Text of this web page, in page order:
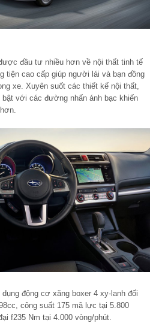
đầu tư nhiều hơn về nội thất tinh tế
tiện cao cấp giúp người lái và bạn đồng
xe. Xuyên suốt các thiết kế nội thất,
với các đường nhấn ánh bạc khiến
động cơ xăng boxer 4 xy-lanh đối
công suất 175 mã lực tại 5.800
f235 Nm tại 4.000 vòng/phút.